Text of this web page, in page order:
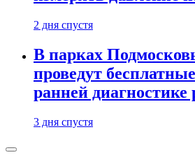
2 дня спустя
В парках
проведут
ранней диагностике
3 дня спустя